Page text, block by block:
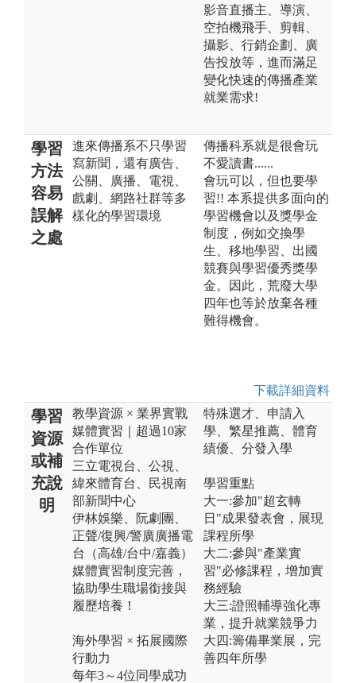
影音直播主、導演、
空拍機飛手、剪輯、
攝影、行銷企劃、廣
告投放等，進而滿足
變化快速的傳播產業
就業需求!
學習
方法
容易
誤解
之處
進來傳播系不只學習
寫新聞，還有廣告、
公關、廣播、電視、
戲劇、網路社群等多
樣化的學習環境
傳播科系就是很會玩
不愛讀書......
會玩可以，但也要學
習!! 本系提供多面向的
學習機會以及獎學金
制度，例如交換學
生、移地學習、出國
競賽與學習優秀獎學
金。因此，荒廢大學
四年也等於放棄各種
難得機會。
下載詳細資料
學習
資源
或補
充說
明
教學資源 × 業界實戰
媒體實習｜超過10家
合作單位
三立電視台、公視、
緯來體育台、民視南
部新聞中心
伊林娛樂、阮劇團、
正聲/復興/警廣廣播電
台（高雄/台中/嘉義）
媒體實習制度完善，
協助學生職場銜接與
履歷培養！
海外學習 × 拓展國際
行動力
每年3～4位同學成功
特殊選才、申請入
學、繁星推薦、體育
績優、分發入學
學習重點
大一:參加"超玄轉
日"成果發表會，展現
課程所學
大二:參與"產業實
習"必修課程，增加實
務經驗
大三:證照輔導強化專
業，提升就業競爭力
大四:籌備畢業展，完
善四年所學